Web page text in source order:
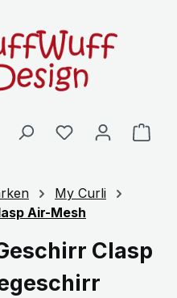
My Curli
Air-Mesh
Clasp